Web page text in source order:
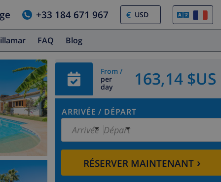
+33 184 671 967 €
FAQ Blog
From /
per
day
163,14 $US
ARRIVÉE / DÉPART
Arrivée Départ
RÉSERVER MAINTENANT›